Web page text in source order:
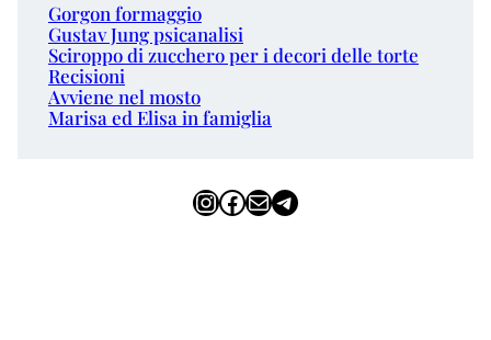
Gorgon formaggio
Gustav Jung psicanalisi
Sciroppo di zucchero per i decori delle torte
Recisioni
Avviene nel mosto
Marisa ed Elisa in famiglia
InstagramFacebook Email Telegram